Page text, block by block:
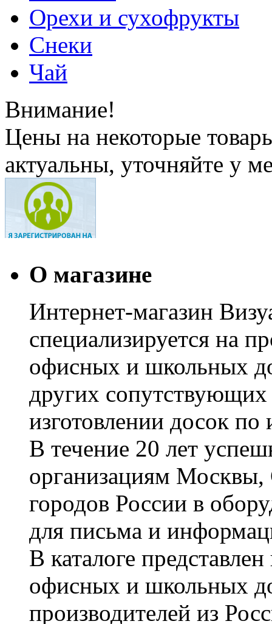
Орехи и сухофрукты
Снеки
Чай
Внимание!
Цены на некоторые
актуальны, уточняйте у
О магазине
Интернет-магазин
специализируется на
офисных и школьных
других сопутствующих
изготовлении досок по
В течение 20 лет
организациям Москвы,
городов России в
для письма и
В каталоге
офисных и школьных
производителей из